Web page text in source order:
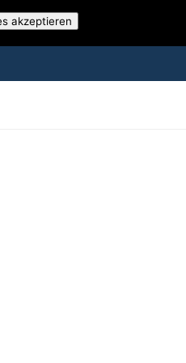
akzeptieren